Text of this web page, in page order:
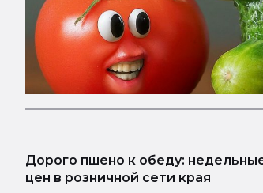
Дорого пшено к обеду:
цен в розничной сети края